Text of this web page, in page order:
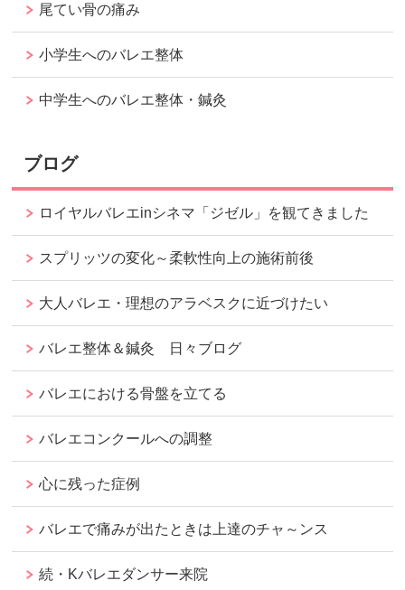
尾てい骨の痛み
小学生へのバレエ整体
中学生へのバレエ整体・鍼灸
ブログ
ロイヤルバレエinシネマ「ジゼル」を観てきました
スプリッツの変化～柔軟性向上の施術前後
大人バレエ・理想のアラベスクに近づけたい
バレエ整体＆鍼灸 日々ブログ
バレエにおける骨盤を立てる
バレエコンクールへの調整
心に残った症例
バレエで痛みが出たときは上達のチャ～ンス
続・Kバレエダンサー来院